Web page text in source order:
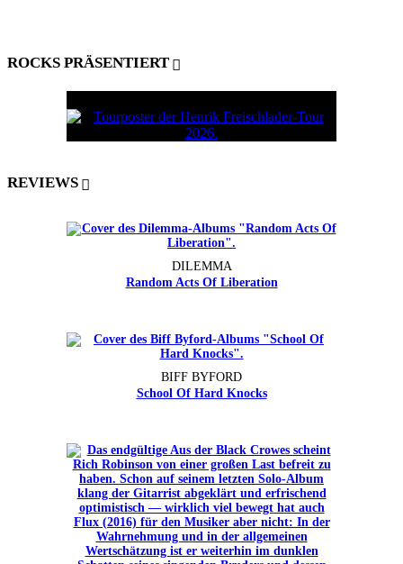
ROCKS PRÄSENTIERT
REVIEWS
DILEMMA
Random Acts Of Liberation
BIFF BYFORD
School Of Hard Knocks